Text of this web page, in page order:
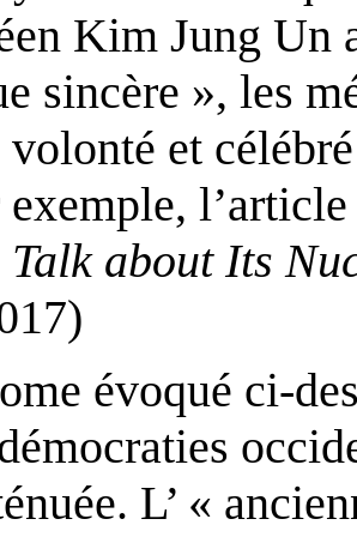
Kim Jung Un
sincère », les
volonté et
Talk about Its
évoqué ci-
L’ «